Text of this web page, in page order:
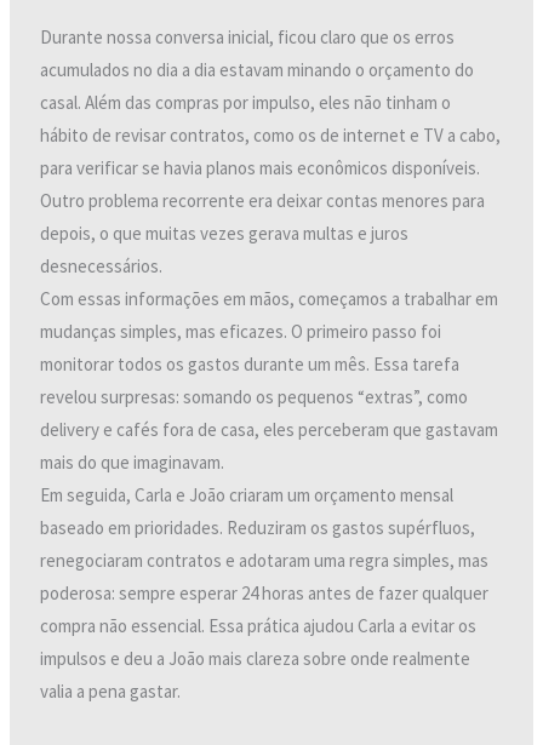
Durante nossa conversa inicial, ficou claro que os erros
acumulados no dia a dia estavam minando o orçamento do
casal. Além das compras por impulso, eles não tinham o
hábito de revisar contratos, como os de internet e TV a cabo,
para verificar se havia planos mais econômicos disponíveis.
Outro problema recorrente era deixar contas menores para
depois, o que muitas vezes gerava multas e juros
desnecessários.
Com essas informações em mãos, começamos a trabalhar em
mudanças simples, mas eficazes. O primeiro passo foi
monitorar todos os gastos durante um mês. Essa tarefa
revelou surpresas: somando os pequenos “extras”, como
delivery e cafés fora de casa, eles perceberam que gastavam
mais do que imaginavam.
Em seguida, Carla e João criaram um orçamento mensal
baseado em prioridades. Reduziram os gastos supérfluos,
renegociaram contratos e adotaram uma regra simples, mas
poderosa: sempre esperar 24 horas antes de fazer qualquer
compra não essencial. Essa prática ajudou Carla a evitar os
impulsos e deu a João mais clareza sobre onde realmente
valia a pena gastar.